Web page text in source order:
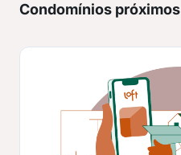
Condomínios próximos